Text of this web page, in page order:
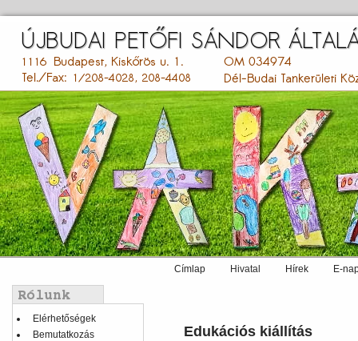
tartalomra
menu
Címlap Hivatal Hírek E-
Balmenü
Elérhetőségek
Bemutatkozás
Edukációs kiállítás